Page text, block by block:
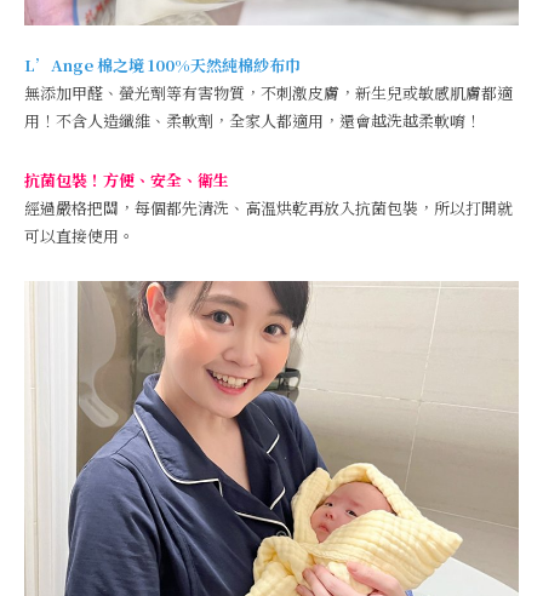
L’Ange 棉之境 100%天然純棉紗布巾
無添加甲醛、螢光劑等有害物質，不刺激皮膚，新生兒或敏感肌膚都適
用！不含人造纖維、柔軟劑，全家人都適用，還會越洗越柔軟唷！
抗菌包裝！方便、安全、衛生
經過嚴格把關，每個都先清洗、高溫烘乾再放入抗菌包裝，所以打開就
可以直接使用。